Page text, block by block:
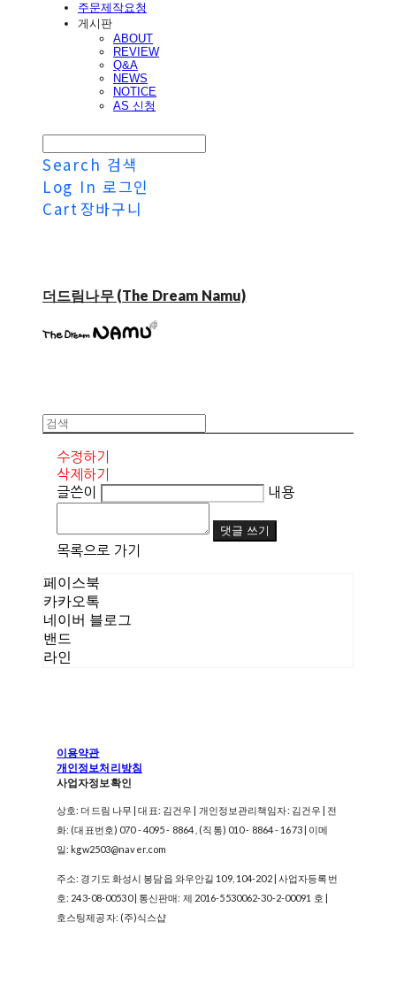
주문제작요청
게시판
ABOUT
REVIEW
Q&A
NEWS
NOTICE
AS 신청
Search 검색
Log In 로그인
Cart 장바구니
더드림나무 (The Dream Namu)
수정하기
삭제하기
글쓴이
내용
댓글 쓰기
목록으로 가기
페이스북
카카오톡
네이버 블로그
밴드
라인
이용약관
개인정보처리방침
사업자정보확인
상호: 더드림 나무 | 대표: 김건우 | 개인정보관리책임자: 김건우 | 전
화: (대표번호) 070 - 4095 - 8864 , (직통) 010 - 8864 - 1673 | 이메
일: kgw2503@naver.com
주소: 경기도 화성시 봉담읍 와우안길 109, 104-202 | 사업자등록번
호: 243-08-00530| 통신판매: 제 2016-5530062-30-2-00091 호 |
호스팅제공자: (주)식스샵